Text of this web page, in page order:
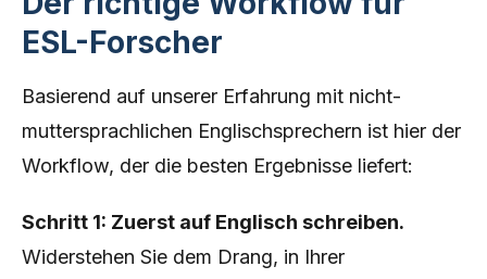
ESL-Forscher
Basierend auf unserer Erfahrung mit nicht-
muttersprachlichen Englischsprechern ist hier der
Workflow, der die besten Ergebnisse liefert:
Schritt 1: Zuerst auf Englisch schreiben.
Widerstehen Sie dem Drang, in Ihrer